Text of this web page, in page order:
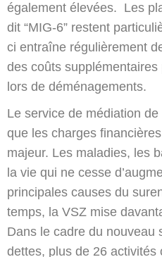
également élevées. Les
dit “MIG-6” restent
ci entraîne régulièrement
des coûts
lors de déménagements.
Le service de médiation
que les charges
majeur. Les maladies, les
la vie qui ne cesse
principales causes du
temps, la VSZ mise
Dans le cadre du nouveau
dettes, plus de 26 activités